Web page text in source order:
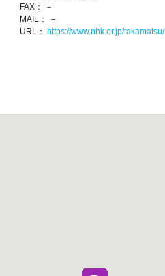
FAX： －
MAIL： －
URL： https://www.nhk.or.jp/takamatsu/